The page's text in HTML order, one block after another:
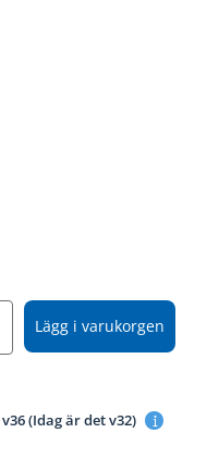
Lägg i varukorgen
v36 (Idag är det v32)